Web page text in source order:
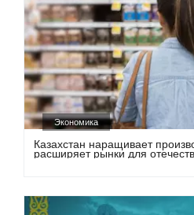
Экономика
Казахстан наращивает
расширяет рынки для